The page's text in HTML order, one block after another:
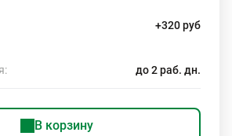
+320 руб
до 2 раб. дн.
В корзину